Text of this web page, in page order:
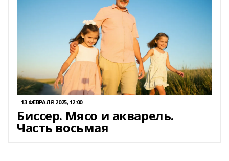
13 ФЕВРАЛЯ 2025, 12:00
Биссер. Мясо и акварель.
Часть восьмая